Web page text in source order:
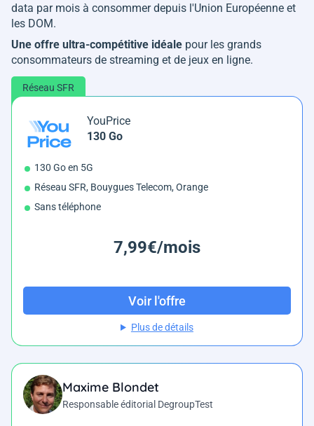
data par mois à consommer depuis l'Union Européenne et
les DOM.
Une offre ultra-compétitive idéale pour les grands
consommateurs de streaming et de jeux en ligne.
Réseau SFR
YouPrice
130 Go
130 Go en 5G
Réseau SFR, Bouygues Telecom, Orange
Sans téléphone
7,99€/mois
Voir l'offre
Plus de détails
Maxime Blondet
Responsable éditorial DegroupTest